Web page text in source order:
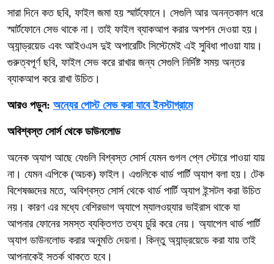
সারা দিনে কত ছবি, ফাইল জমা হয় স্মার্টফোনে। সেগুলি আর অনন্তকাল ধরে
স্মার্টফোনে সেভ থাকে না। তাই ফাইল ব্যাকআপ করার অপশন দেওয়া হয়।
অ্যান্ড্রয়েড এবং আইওএস দুই অপারেটিং সিস্টেমেই এই সুবিধা পাওয়া যায়।
গুরুত্বপূর্ণ ছবি, ফাইল সেভ করে রাখার জন্য সেগুলি নির্দিষ্ট সময় অন্তর
ব্যাকআপ করে রাখা উচিত।
আরও পড়ুন: অন্যের পোস্ট সেভ করা যাবে ইনস্টাগ্রামে
অবিশ্বস্ত সোর্স থেকে ডাউনলোড
অনেক অ্যাপ আছে যেগুলি বিশ্বস্ত সোর্স যেমন গুগল প্লে স্টোরে পাওয়া যায়
না। যেমন এপিকে (অচক) ফাইল। এগুলিকে থার্ড পার্টি অ্যাপ বলা হয়। টেক
বিশেষজ্ঞদের মতে, অবিশ্বস্ত সোর্স থেকে থার্ড পার্টি অ্যাপ ইন্সটল করা উচিত
নয়। কারণ এর মধ্যে বেশিরভাগ অ্যাপে ম্যালওয়্যার ভাইরাস থাকে যা
আপনার ফোনের সমস্ত ব্যক্তিগত তথ্য চুরি করে নেয়। অ্যাপেল থার্ড পার্টি
অ্যাপ ডাউনলোড করার অনুমতি দেয়না। কিন্তু অ্যান্ড্রয়েডে করা যায় তাই
আপনাকেই সতর্ক থাকতে হবে।